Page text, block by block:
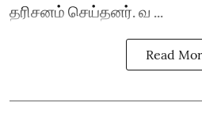
தரிசனம் செய்தனர். வ ...
Read